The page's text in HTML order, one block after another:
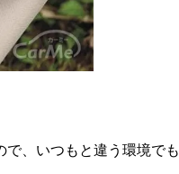
、いつもと違う環境でも